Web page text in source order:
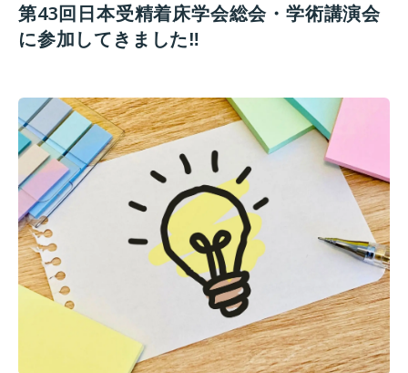
第43回日本受精着床学会総会・学術講演会
に参加してきました‼